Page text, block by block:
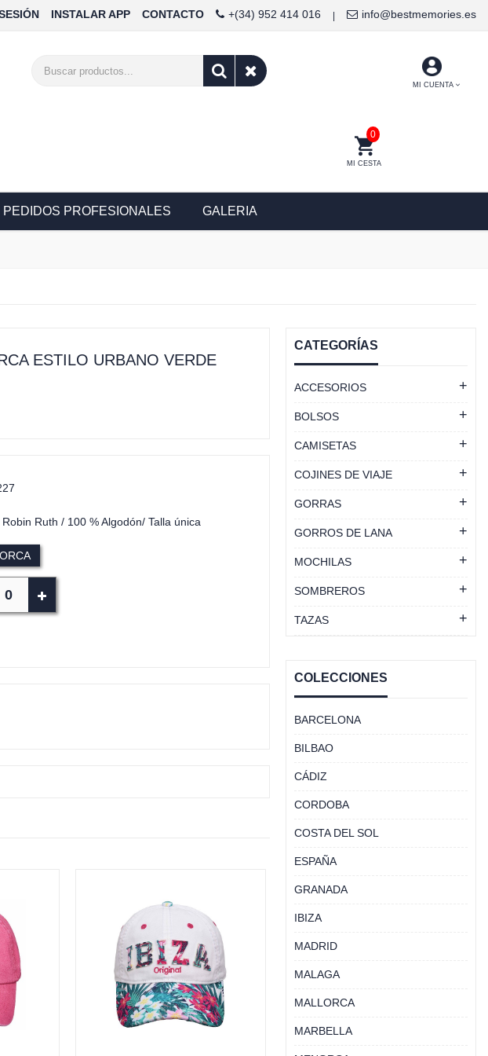
info@bestmemories.es
+(34) 952 414 016
CONTACTO
INSTALAR APP
MI CUENTA
MI CESTA
0
PEDIDOS PROFESIONALES GALERIA
ESTILO URBANO VERDE
Ruth / 100 % Algodón/ Talla única
CATEGORÍAS
ACCESORIOS
BOLSOS
CAMISETAS
COJINES DE VIAJE
GORRAS
GORROS DE LANA
MOCHILAS
SOMBREROS
TAZAS
COLECCIONES
BARCELONA
BILBAO
CÁDIZ
CORDOBA
COSTA DEL SOL
ESPAÑA
GRANADA
IBIZA
MADRID
MALAGA
MALLORCA
MARBELLA